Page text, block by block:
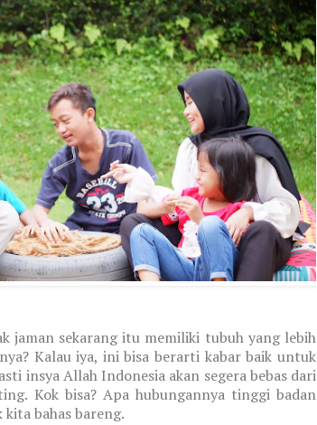
jaman sekarang itu memiliki tubuh yang lebih
Kalau iya, ini bisa berarti kabar baik untuk
insya Allah Indonesia akan segera bebas dari
Kok bisa? Apa hubungannya tinggi badan
kita bahas bareng.